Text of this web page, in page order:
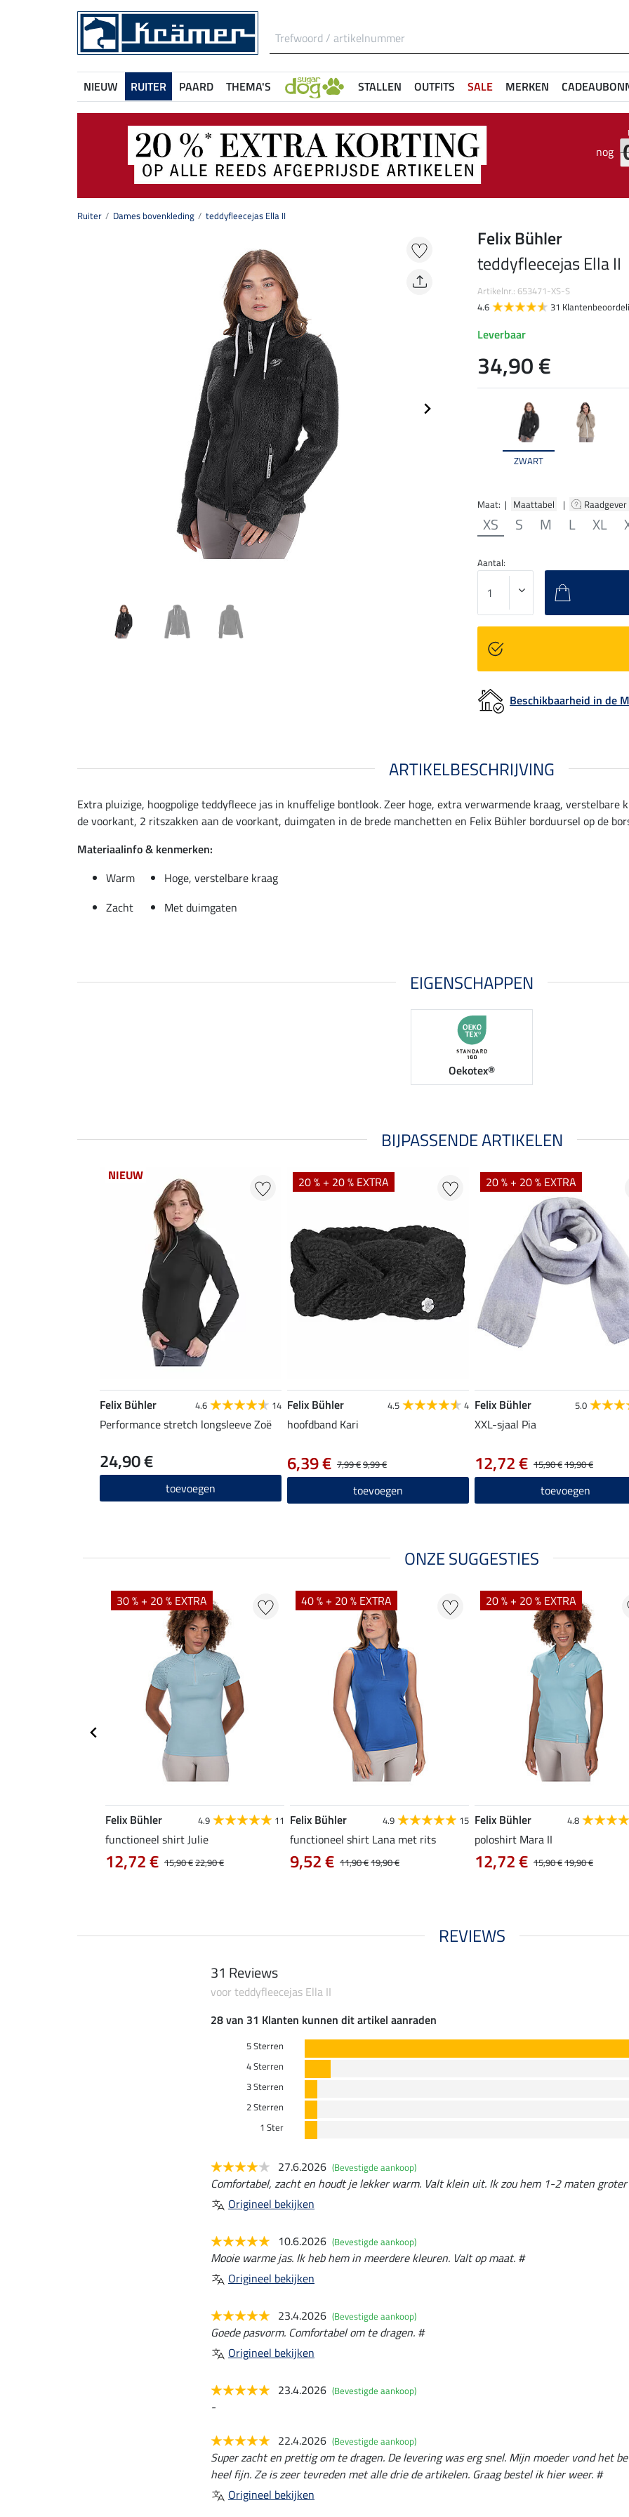
NIEUW RUITER PAARD THEMA'S STALLEN OUTFITS SALE MERKEN
nog
Ruiter Dames bovenkleding teddyfleecejas Ella II
ZWART
Maat: | Maattabel | Raadgever
XS S M L XL
Felix Bühler
teddyfleecejas Ella II
Artikelnr.: 653471-XS-S
4.6
31
Leverbaar
34,90 €
Aantal:
Beschikbaarheid in de
ARTIKELBESCHRIJVING
Extra pluizige, hoogpolige teddyfleece jas in knuffelige bontlook. Zeer hoge, extra verwarmende kraag,
de voorkant, 2 ritszakken aan de voorkant, duimgaten in de brede manchetten en Felix Bühler borduursel op de
Materiaalinfo & kenmerken:
Warm
Hoge, verstelbare kraag
Zacht
Met duimgaten
EIGENSCHAPPEN
Oekotex®
BIJPASSENDE ARTIKELEN
NIEUW
Felix Bühler 4.6 14
Performance stretch longsleeve Zoë
24,90 €
toevoegen
20 % + 20 % EXTRA
Felix Bühler 4.5 4
hoofdband Kari
7,99 €9,99 €
6,39 €
toevoegen
20 % + 20 % EXTRA
Felix Bühler 5.0
XXL-sjaal Pia
15,90 €19,90 €
12,72 €
toevoegen
ONZE SUGGESTIES
30 % + 20 % EXTRA
Felix Bühler 4.9 11
functioneel shirt Julie
15,90 €22,90 €
12,72 €
40 % + 20 % EXTRA
Felix Bühler 4.9 15
functioneel shirt Lana met rits
11,90 €19,90 €
9,52 €
20 % + 20 % EXTRA
Felix Bühler 4.8
poloshirt Mara II
15,90 €19,90 €
12,72 €
REVIEWS
31 Reviews
voor teddyfleecejas Ella II
28 van 31 Klanten kunnen dit artikel aanraden
5 Sterren
4 Sterren
3 Sterren
2 Sterren
1 Ster
27.6.2026 (Bevestigde aankoop)
Comfortabel, zacht en houdt je lekker warm. Valt klein uit. Ik zou hem 1-2 maten
Origineel bekijken
10.6.2026 (Bevestigde aankoop)
Mooie warme jas. Ik heb hem in meerdere kleuren. Valt op maat. #
Origineel bekijken
23.4.2026 (Bevestigde aankoop)
Goede pasvorm. Comfortabel om te dragen. #
Origineel bekijken
23.4.2026 (Bevestigde aankoop)
-
22.4.2026 (Bevestigde aankoop)
Super zacht en prettig om te dragen. De levering was erg snel. Mijn moeder vond het
heel fijn. Ze is zeer tevreden met alle drie de artikelen. Graag bestel ik hier weer. #
Origineel bekijken